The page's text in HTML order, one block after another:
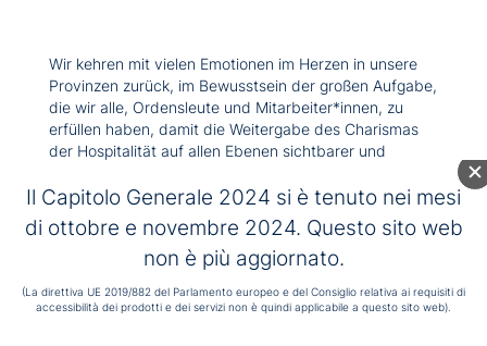
Wir kehren mit vielen Emotionen im Herzen in unsere
Provinzen zurück, im Bewusstsein der großen Aufgabe,
die wir alle, Ordensleute und Mitarbeiter*innen, zu
erfüllen haben, damit die Weitergabe des Charismas
der Hospitalität auf allen Ebenen sichtbarer und
Wir stellen uns mit Begeisterung, Kühnheit und Mut
den Herausforderungen unserer Zeit, wollen
gemeinsam den Weg einer erfüllten Hospitalität gehen
zu begleiten und zu akzeptieren, was wir empfinden.
Il Capitolo Generale 2024 si è tenuto nei mesi
di ottobre e novembre 2024. Questo sito web
non è più aggiornato.
(La direttiva UE 2019/882 del Parlamento europeo e del Consiglio relativa ai requisiti di
accessibilità dei prodotti e dei servizi non è quindi applicabile a questo sito web).